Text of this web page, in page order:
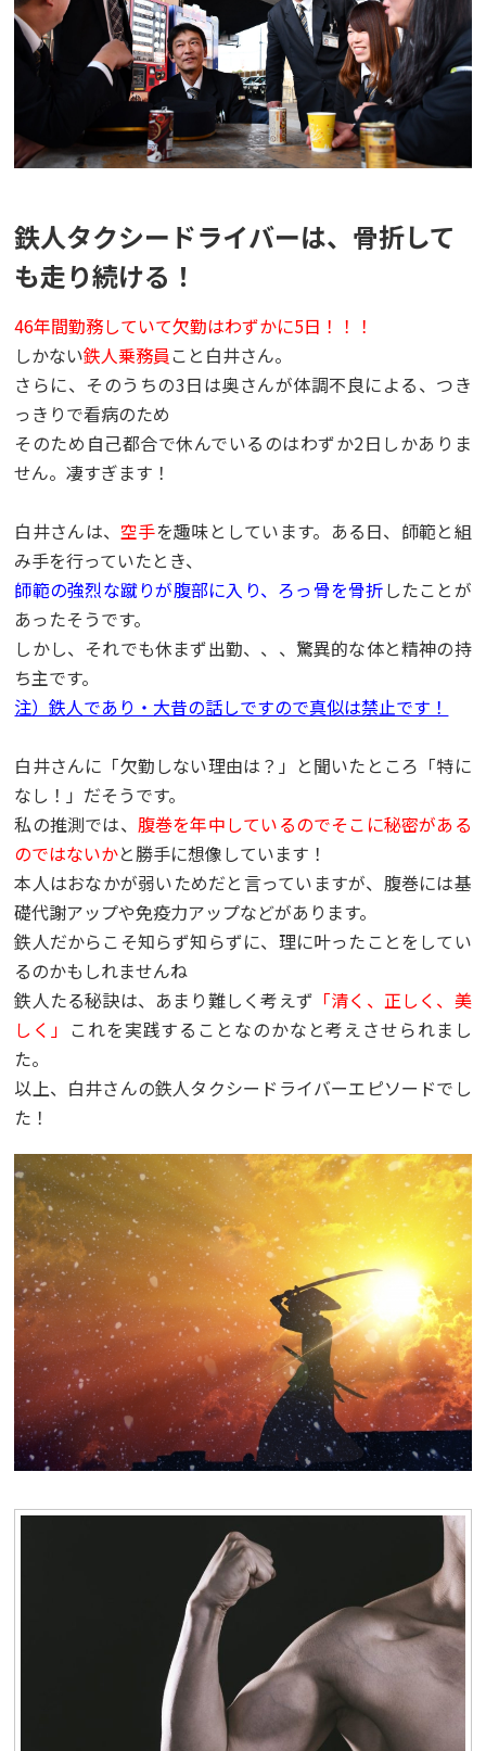
鉄人タクシードライバーは、骨折して
も走り続ける！
46年間勤務していて欠勤はわずかに5日！！！
しかない鉄人乗務員 こと白井さん。
さらに、そのうちの3日は奥さんが体調不良による、つき
っきりで看病のため
そのため自己都合で休んでいるのはわずか2日しかありま
せん。凄すぎます！
白井さんは、空手を趣味としています。ある日、師範と組
み手を行っていたとき、
師範の強烈な蹴りが腹部に入り、 ろっ骨を骨折したことが
あったそうです。
しかし、それでも休まず出勤、、、驚異的な体と精神の持
ち主です。
注）鉄人であり・大昔の話しですので真似は禁止です！
白井さんに「欠勤しない理由は？」と聞いたところ「特に
なし！」だそうです。
私の推測では、 腹巻を年中しているのでそこに秘密がある
のではないかと勝手に想像しています！
本人はおなかが弱いためだと言っていますが、腹巻には基
礎代謝アップや免疫力アップなどがあります。
鉄人だからこそ知らず知らずに、理に叶ったことをしてい
るのかもしれませんね
鉄人たる秘訣は、あまり難しく考えず 「清く、正しく、美
しく」 これを実践することなのかなと考えさせられまし
た。
以上、白井さんの鉄人タクシードライバーエピソードでし
た！